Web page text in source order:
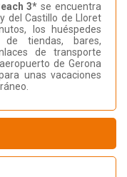
3* se encuentra
del Castillo de Lloret
los huéspedes
tiendas, bares,
de transporte
de Gerona
unas vacaciones